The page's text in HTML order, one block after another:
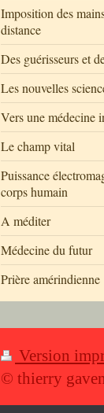
Imposition des
distance
Des guérisseurs et
Les nouvelles
Vers une médecine
Le champ vital
Puissance
corps humain
A méditer
Médecine du futur
Prière amérindienne
Version
© thierry